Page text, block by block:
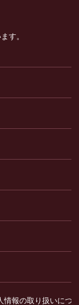
す。
情報の取り扱いにつ